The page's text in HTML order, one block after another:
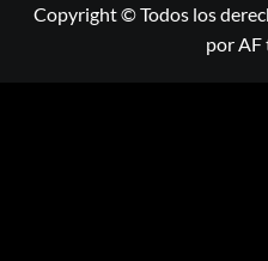
Copyright © Todos los
por AF